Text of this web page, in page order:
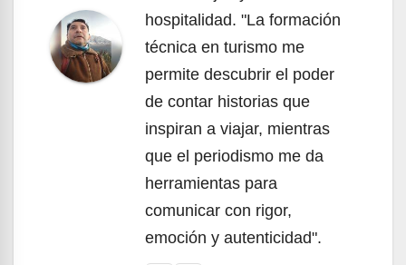
hospitalidad. "La formación
técnica en turismo me
permite descubrir el poder
de contar historias que
inspiran a viajar, mientras
que el periodismo me da
herramientas para
comunicar con rigor,
emoción y autenticidad".